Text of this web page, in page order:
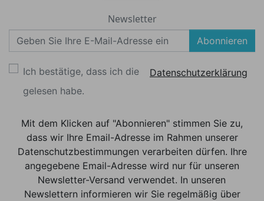
Newsletter
Abonnieren
Ich bestätige, dass ich die
Datenschutzerklärung
gelesen habe.
Mit dem Klicken auf "Abonnieren" stimmen Sie zu,
dass wir Ihre Email-Adresse im Rahmen unserer
Datenschutzbestimmungen verarbeiten dürfen. Ihre
angegebene Email-Adresse wird nur für unseren
Newsletter-Versand verwendet. In unseren
Newslettern informieren wir Sie regelmäßig über